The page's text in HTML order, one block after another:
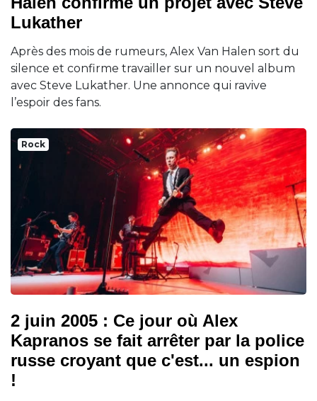
Lukather
Après des mois de rumeurs, Alex Van Halen sort du
silence et confirme travailler sur un nouvel album
avec Steve Lukather. Une annonce qui ravive
l’espoir des fans.
Rock
2 juin 2005 : Ce jour où Alex
Kapranos se fait arrêter par la police
russe croyant que c'est... un espion
!